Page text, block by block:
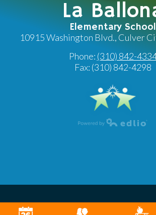
La
Elementary School
10915 Washington Blvd., Culver
Phone: (310) 842-
Fax: (310) 842-4298